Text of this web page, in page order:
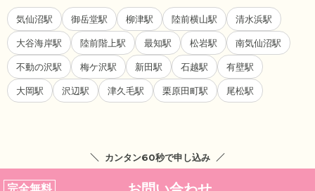
気仙沼駅 御岳堂駅 柳津駅 陸前横山駅 清水浜駅
大谷海岸駅 陸前階上駅 最知駅 松岩駅 南気仙沼駅
不動の沢駅 梅ケ沢駅 新田駅 石越駅 有壁駅
大岡駅 沢辺駅 津久毛駅 栗原田町駅 尾松駅
カンタン60秒で申し込み